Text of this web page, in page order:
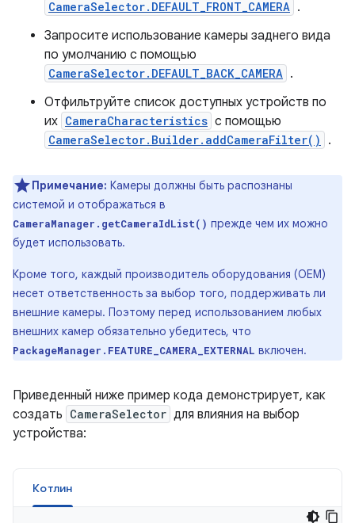
CameraSelector.DEFAULT_FRONT_CAMERA .
Запросите использование камеры заднего вида
по умолчанию с помощью
CameraSelector.DEFAULT_BACK_CAMERA .
Отфильтруйте список доступных устройств по
их CameraCharacteristics с помощью
CameraSelector.Builder.addCameraFilter() .
Примечание: Камеры должны быть распознаны
системой и отображаться в
CameraManager.getCameraIdList() прежде чем их можно
будет использовать.
Кроме того, каждый производитель оборудования (OEM)
несет ответственность за выбор того, поддерживать ли
внешние камеры. Поэтому перед использованием любых
внешних камер обязательно убедитесь, что
PackageManager.FEATURE_CAMERA_EXTERNAL включен.
Приведенный ниже пример кода демонстрирует, как
создать CameraSelector для влияния на выбор
устройства:
Котлин